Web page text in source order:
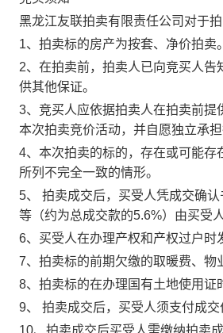
黑龙江友联拍卖有限责任公司对于
1、拍卖标的房产为按套、净价拍
2、在拍卖前，拍卖人已向竞买人
供其他保证。
3、竞买人应依据拍卖人在拍卖前
本次拍卖竞价活动，并自愿独立承担
4、本次拍卖的标的，存在或可能
所列不完全一致的情形。
5、 拍卖成交后，买受人凭成交确
等（约为总成交款的5.6%）由买受人
6、买受人在办理产权和产权过户
7、拍卖标的前期欠缴的取暖费、
8、拍卖标的在办理国有土地使用
9、 拍卖成交后，买受人须支付成交
10、拍卖成交后买受人需缴纳拍卖